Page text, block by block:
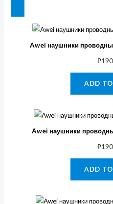
Awei наушники
₽
ADD
Awei наушники
₽
ADD